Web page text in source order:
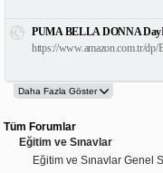
PUMA BELLA DONNA
https://www.amazon.com.tr/
Tüm Forumlar
Eğitim ve Sınavlar
Eğitim ve Sınavlar Genel